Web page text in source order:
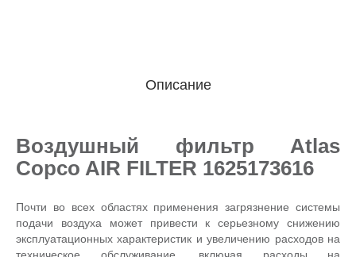
Описание
Воздушный фильтр Atlas
Copco AIR FILTER 1625173616
Почти во всех областях применения загрязнение системы
подачи воздуха может привести к серьезному снижению
эксплуатационных характеристик и увеличению расходов на
техническое обслуживание, включая расходы на